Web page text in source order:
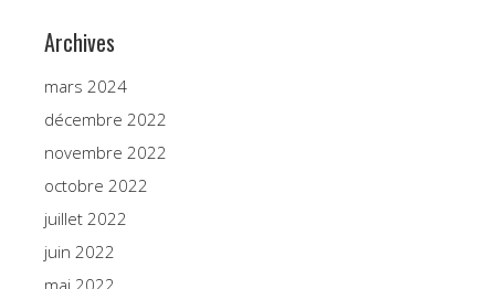
Archives
mars 2024
décembre 2022
novembre 2022
octobre 2022
juillet 2022
juin 2022